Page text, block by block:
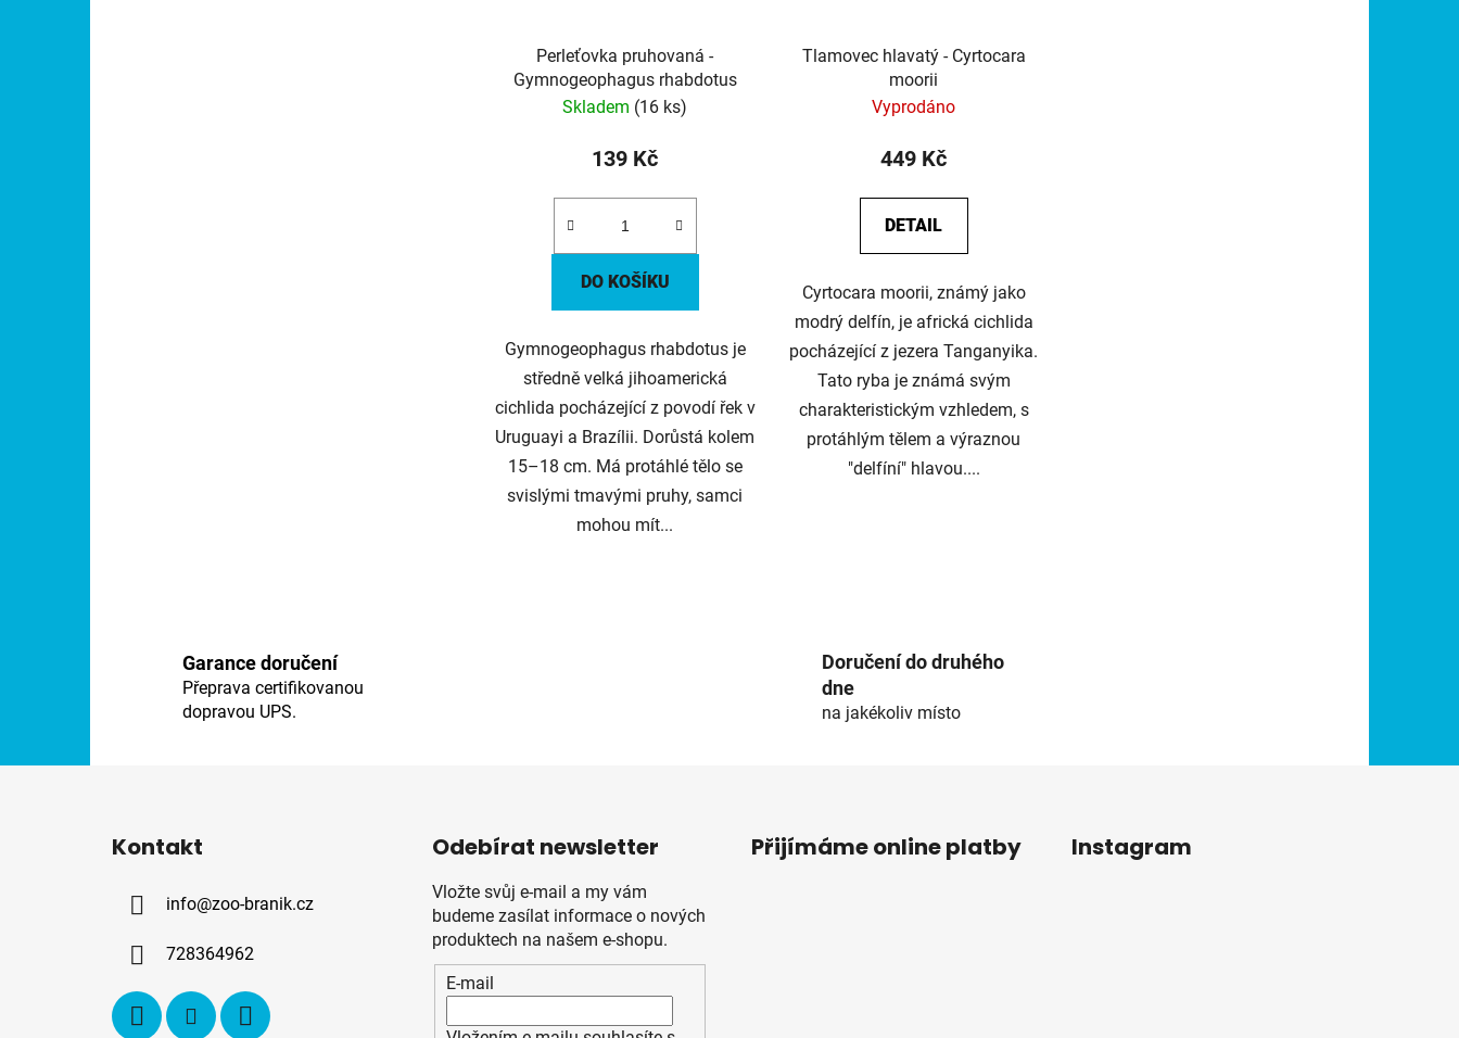
Perleťovka pruhovaná -
Gymnogeophagus rhabdotus
Skladem (16 ks)
139 Kč
DO KOŠÍKU
Gymnogeophagus rhabdotus je
středně velká jihoamerická
cichlida pocházející z povodí řek v
Uruguayi a Brazílii. Dorůstá kolem
15–18 cm. Má protáhlé tělo se
svislými tmavými pruhy, samci
mohou mít...
Tlamovec hlavatý - Cyrtocara
moorii
Vyprodáno
449 Kč
DETAIL
Cyrtocara moorii, známý jako
modrý delfín, je africká cichlida
pocházející z jezera Tanganyika.
Tato ryba je známá svým
charakteristickým vzhledem, s
protáhlým tělem a výraznou
"delfíní" hlavou....
l
á
a
v
k
Garance doručení
Přeprava certifikovanou
dopravou UPS.
Doručení do druhého
dne
na jakékoliv místo
Kontakt
info@zoo-branik.cz
728364962
Odebírat newsletter
Vložte svůj e-mail a my vám
budeme zasílat informace o nových
produktech na našem e-shopu.
E-mail
Přijímáme online platby Instagram